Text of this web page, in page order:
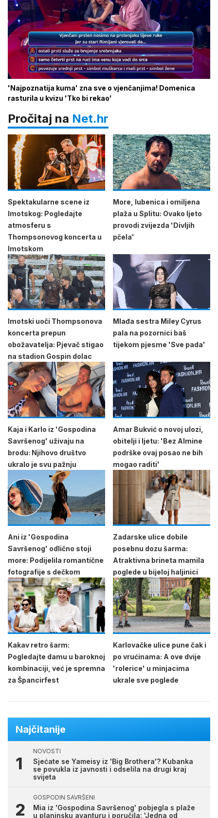
'Najpoznatija kuma' zna sve o vjenčanjima! Domenica
rasturila u kvizu 'Tko bi rekao'
Pročitaj na Net.hr
Spektakularne scene iz
Imotskog: Pogledajte
atmosferu s
Thompsonovog koncerta u
Imotskom
More, lubenica i omiljena
plaža u Splitu: Ovako ljeto
provodi zvijezda 'Divljih
pčela'
Imotski uoči Thompsonova
koncerta prepun
obožavatelja: Pjevač stigao
na stadion Gospin dolac
Mlađa sestra Miley Cyrus
pala na pozornici baš
tijekom pjesme 'Sve pada'
Kaja i Karlo iz 'Gospodina
Savršenog' uživaju na
brodu: Njihovo društvo
ukralo je svu pažnju
Amar Bukvić o novoj ulozi,
obitelji i ljetu: 'Bez Almine
podrške ovaj posao ne bih
mogao raditi'
Ani iz 'Gospodina
Savršenog' odlično stoji
more: Podijelila romantične
fotografije s dečkom
Zadarske ulice dobile
posebnu dozu šarma:
Atraktivna brineta mamila
poglede u bijeloj haljinici
Kakav retro šarm:
Pogledajte damu u baroknoj
kombinaciji, već je spremna
za Špancirfest
Karlovačke ulice pune čak i
po vrućinama: A ove dvije
'rolerice' u minjacima
ukrale sve poglede
Najčitanije
NOVOSTI
Sjećate se Yameisy iz 'Big Brothera'? Kubanka
se povukla iz javnosti i odselila na drugi kraj
svijeta
GOSPODIN SAVRŠENI
Mia iz 'Gospodina Savršenog' pobjegla s plaže
u planinsku avanturu i poručila: 'Jedna od